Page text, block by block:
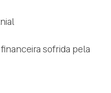
sofrida pela